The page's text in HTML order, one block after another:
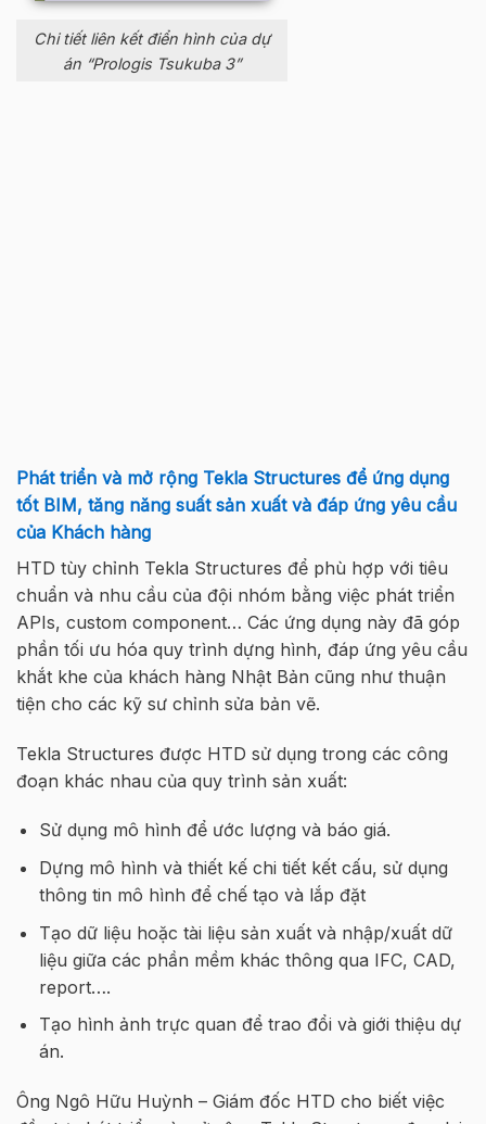
Chi tiết liên kết điển hình của dự
án “Prologis Tsukuba 3”
Phát triển và mở rộng Tekla Structures để ứng dụng
tốt BIM, tăng năng suất sản xuất và đáp ứng yêu cầu
của Khách hàng
HTD tùy chỉnh Tekla Structures để phù hợp với tiêu
chuẩn và nhu cầu của đội nhóm bằng việc phát triển
APIs, custom component… Các ứng dụng này đã góp
phần tối ưu hóa quy trình dựng hình, đáp ứng yêu cầu
khắt khe của khách hàng Nhật Bản cũng như thuận
tiện cho các kỹ sư chỉnh sửa bản vẽ.
Tekla Structures được HTD sử dụng trong các công
đoạn khác nhau của quy trình sản xuất:
Sử dụng mô hình để ước lượng và báo giá.
Dựng mô hình và thiết kế chi tiết kết cấu, sử dụng
thông tin mô hình để chế tạo và lắp đặt
Tạo dữ liệu hoặc tài liệu sản xuất và nhập/xuất dữ
liệu giữa các phần mềm khác thông qua IFC, CAD,
report….
Tạo hình ảnh trực quan để trao đổi và giới thiệu dự
án.
Ông Ngô Hữu Huỳnh – Giám đốc HTD cho biết việc